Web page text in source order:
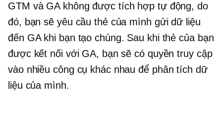
GTM và GA không được tích hợp tự động, do
đó, bạn sẽ yêu cầu thẻ của mình gửi dữ liệu
đến GA khi bạn tạo chúng. Sau khi thẻ của bạn
được kết nối với GA, bạn sẽ có quyền truy cập
vào nhiều công cụ khác nhau để phân tích dữ
liệu của mình.